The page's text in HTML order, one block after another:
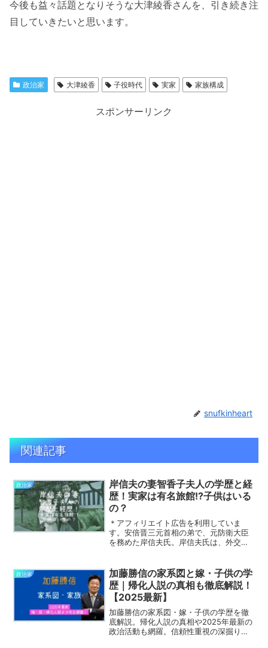
今後も益々話題となりそうな大津綾香さんを、引き続き注
目していきたいと思います。
政治家 大津綾香 子役時代 実家 家族構成
スポンサーリンク
snufkinheart
関連記事
政治家
岸信夫の妻智香子夫人の学歴と経
歴！実家は有名旅館!?子供はいる
の？
＊アフィリエイト広告を利用していま
す。安倍晋三元首相の弟で、元防衛大臣
を務めた岸信夫氏。岸信夫氏は、外交・
な決定を担いました。そんな岸信夫氏を
支える妻・智香子夫人の学歴...
政治家
加藤勝信の家系図と嫁・子供の学
歴｜帰化人説の真相も徹底解説！
【2025最新】
加藤勝信の家系図・嫁・子供の学歴を徹
底解説。帰化人説の真相や2025年最新の
政治活動も網羅。信頼性重視の深掘り記